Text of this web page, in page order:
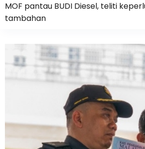
MOF pantau BUDI Diesel, teliti
tambahan